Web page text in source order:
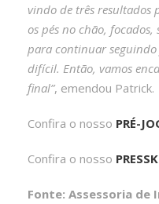
vindo de três resultados
os pés no chão,
para continuar
difícil. Então, vamos
final”, emendou Patrick.
Confira o nosso PRÉ-
Confira o nosso
Fonte: Assessoria de